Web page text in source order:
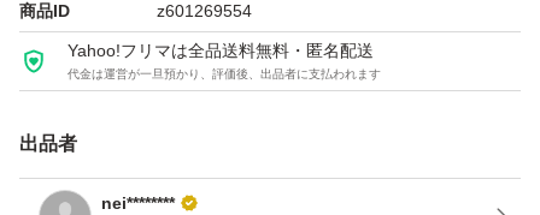
商品ID z601269554
Yahoo!フリマは全品送料無料・匿名配送
代金は運営が一旦預かり、評価後、出品者に支払われます
出品者
nei********